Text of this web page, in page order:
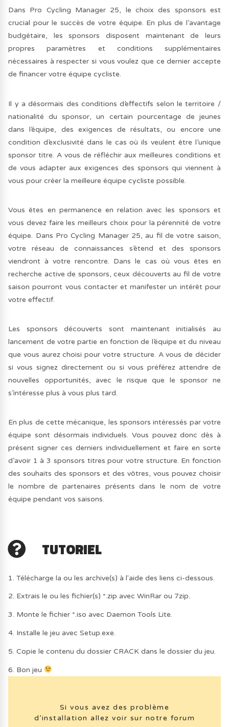
Dans Pro Cycling Manager 25, le choix des sponsors est
crucial pour le succès de votre équipe. En plus de l’avantage
budgétaire, les sponsors disposent maintenant de leurs
propres paramètres et conditions supplémentaires
nécessaires à respecter si vous voulez que ce dernier accepte
de financer votre équipe cycliste.
Il y a désormais des conditions d’effectifs selon le territoire /
nationalité du sponsor, un certain pourcentage de jeunes
dans l’équipe, des exigences de résultats, ou encore une
condition d’exclusivité dans le cas où ils veulent être l’unique
sponsor titre. A vous de réfléchir aux meilleures conditions et
de vous adapter aux exigences des sponsors qui viennent à
vous pour créer la meilleure équipe cycliste possible.
Vous êtes en permanence en relation avec les sponsors et
vous devez faire les meilleurs choix pour la pérennité de votre
équipe. Dans Pro Cycling Manager 25, au fil de votre saison,
votre réseau de connaissances s’étend et des sponsors
viendront à votre rencontre. Dans le cas où vous êtes en
recherche active de sponsors, ceux découverts au fil de votre
saison pourront vous contacter et manifester un intérêt pour
votre effectif.
Les sponsors découverts sont maintenant initialisés au
lancement de votre partie en fonction de l’équipe et du niveau
que vous aurez choisi pour votre structure. A vous de décider
si vous signez directement ou si vous préférez attendre de
nouvelles opportunités, avec le risque que le sponsor ne
s’intéresse plus à vous plus tard.
En plus de cette mécanique, les sponsors intéressés par votre
équipe sont désormais individuels. Vous pouvez donc dès à
présent signer ces derniers individuellement et faire en sorte
d’avoir 1 à 3 sponsors titres pour votre structure. En fonction
des souhaits des sponsors et des vôtres, vous pouvez choisir
le nombre de partenaires présents dans le nom de votre
équipe pendant vos saisons.
TUTORIEL
1. Télécharge la ou les archive(s) à l'aide des liens ci-dessous.
2. Extrais le ou les fichier(s) *.zip avec WinRar ou 7zip.
3. Monte le fichier *.iso avec Daemon Tools Lite.
4. Installe le jeu avec Setup.exe.
5. Copie le contenu du dossier CRACK dans le dossier du jeu.
6. Bon jeu
Si vous avez des problème
d’installation allez voir sur notre forum